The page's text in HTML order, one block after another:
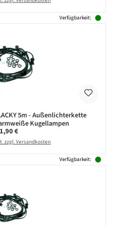
Verfügbarkeit:
5m - Außenlichterkette
Kugellampen
Preis:
€
zzgl. Versandkosten
Verfügbarkeit: